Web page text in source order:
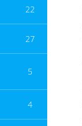
22
27
5
4